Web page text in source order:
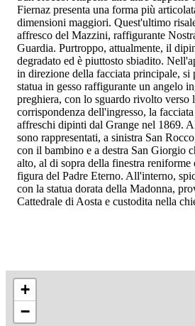
Fiernaz presenta una forma più
dimensioni maggiori. Quest'ultimo
affresco del Mazzini, raffigurante
Guardia. Purtroppo, attualmente, il
degradato ed è piuttosto sbiadito.
in direzione della facciata principale, si
statua in gesso raffigurante un angelo
preghiera, con lo sguardo rivolto verso
corrispondenza dell'ingresso, la
affreschi dipinti dal Grange nel 1869.
sono rappresentati, a sinistra San
con il bambino e a destra San Giorgio
alto, al di sopra della finestra reniforme
figura del Padre Eterno. All'interno,
con la statua dorata della Madonna,
Cattedrale di Aosta e custodita nella
+
−